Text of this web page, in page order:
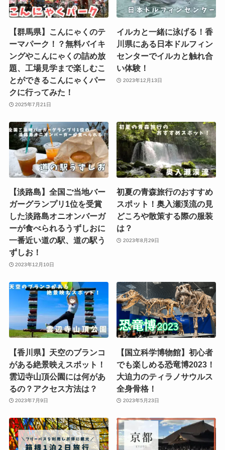
【群馬県】こんにゃくのテ
ーマパーク！？無料バイキ
ングやこんにゃくの詰め放
題、工場見学まで楽しむこ
とができるこんにゃくパー
クに行ってみた！
2025年7月21日
イルカと一緒に泳げる！香
川県にある日本ドルフィン
センターでイルカと触れ合
い体験！
2023年12月13日
【淡路島】全国ご当地バー
ガーグランプリ1位を受賞
した淡路島オニオンバーガ
ーが食べられるうずしおに
一番近い道の駅、道の駅う
ずしお！
2023年12月10日
初夏の青森旅行のおすすめ
スポット！奥入瀬渓流の見
どころや散策する際の服装
は？
2023年8月29日
【香川県】天空のブランコ
がある絶景映えスポット！
雲辺寺山頂公園には何があ
るの？アクセス方法は？
2023年7月9日
【国立科学博物館】初心者
でも楽しめる恐竜博2023！
大迫力のティラノサウルス
全身骨格！
2023年5月23日